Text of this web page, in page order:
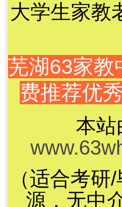
大学生家教
芜湖63家教
费推荐优
本站
（适合考
源，无中